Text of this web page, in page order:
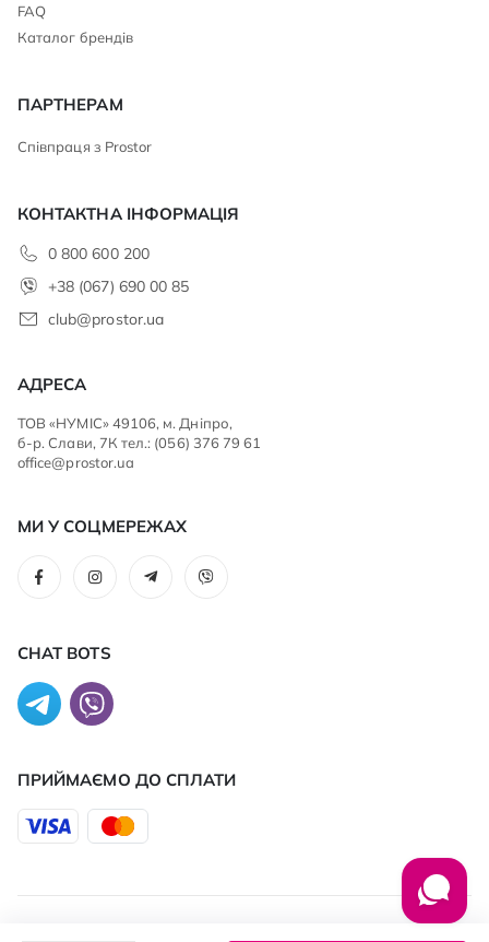
FAQ
Каталог брендів
ПАРТНЕРАМ
Співпраця з Prostor
КОНТАКТНА ІНФОРМАЦІЯ
0 800 600 200
+38 (067) 690 00 85
club@prostor.ua
АДРЕСА
ТОВ «НУМІС» 49106, м. Дніпро,
б-р. Слави, 7К тел.: (056) 376 79 61
office@prostor.ua
МИ У СОЦМЕРЕЖАХ
CHAT BOTS
ПРИЙМАЄМО ДО CПЛАТИ